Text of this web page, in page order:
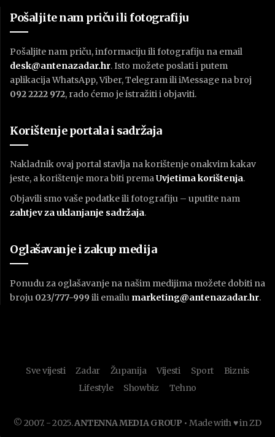
Pošaljite nam priču ili fotografiju
Pošaljite nam priču, informaciju ili fotografiju na email
desk@antenazadar.hr. Isto možete poslati i putem
aplikacija WhatsApp, Viber, Telegram ili iMessage na broj
092 2222 972, rado ćemo je istražiti i objaviti.
Korištenje portala i sadržaja
Nakladnik ovaj portal stavlja na korištenje onakvim kakav
jeste, a korištenje mora biti premaUvjetima korištenja.
Objavili smo vaše podatke ili fotografiju – uputite nam
zahtjev za uklanjanje sadržaja.
Oglašavanje i zakup medija
Ponudu za oglašavanje na našim medijima možete dobiti na
broju 023/777-999 ili emailu marketing@antenazadar.hr.
Sve vijesti Zadar Županija Vijesti Sport
Biznis
Lifestyle
Showbiz Tehno
© 2007. - 2025.ANTENNA MEDIA GROUP • Made with ♥ in ZD